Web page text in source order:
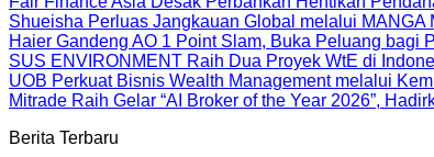
Shueisha Perluas Jangkauan Global melalui
Haier Gandeng AO 1 Point Slam, Buka Peluang bagi
SUS ENVIRONMENT Raih Dua Proyek WtE di
UOB Perkuat Bisnis Wealth Management melalui
Mitrade Raih Gelar “AI Broker of the Year 2026”,
Berita Terbaru